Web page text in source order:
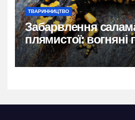
ТВАРИННИЦТВО
Забарвлення
плямистої:
чорному тлі